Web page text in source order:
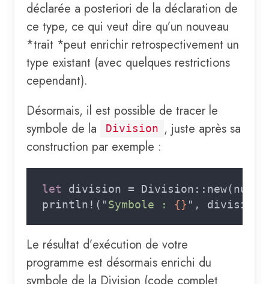
déclarée a posteriori de la déclaration de
ce type, ce qui veut dire qu’un nouveau
*trait *peut enrichir retrospectivement un
type existant (avec quelques restrictions
cependant).
Désormais, il est possible de tracer le
symbole de la
Division , juste après sa
construction par exemple :
let
division =
println!(" Symbole : {} ", division.
Le résultat d’exécution de votre
programme est désormais enrichi du